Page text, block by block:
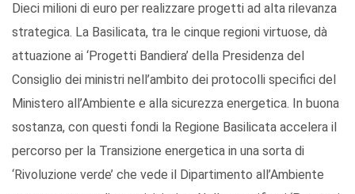
Dieci milioni di euro per realizzare progetti ad alta rilevanza
strategica. La Basilicata, tra le cinque regioni virtuose, dà
attuazione ai ‘Progetti Bandiera’ della Presidenza del
Consiglio dei ministri nell’ambito dei protocolli specifici del
Ministero all’Ambiente e alla sicurezza energetica. In buona
sostanza, con questi fondi la Regione Basilicata accelera il
percorso per la Transizione energetica in una sorta di
‘Rivoluzione verde’ che vede il Dipartimento all’Ambiente